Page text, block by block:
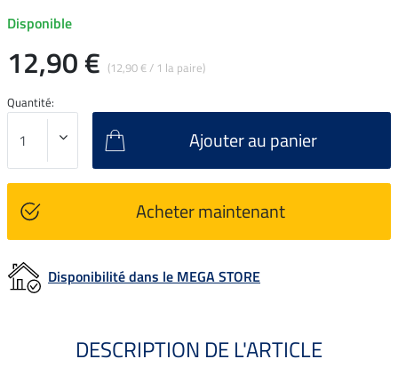
Disponible
12,90 € (12,90 € / 1 la paire)
Quantité:
Ajouter au panier
Acheter maintenant
Disponibilité dans le MEGA STORE
DESCRIPTION DE L'ARTICLE